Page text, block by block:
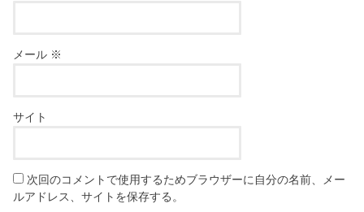
メール ※
サイト
次回のコメントで使用するためブラウザーに自分の名前、メー
ルアドレス、サイトを保存する。